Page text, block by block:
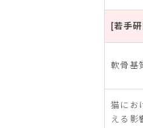
[若手
軟骨基
猫にお
える影